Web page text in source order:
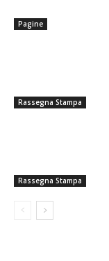
Pagine
Rassegna Stampa
Rassegna Stampa